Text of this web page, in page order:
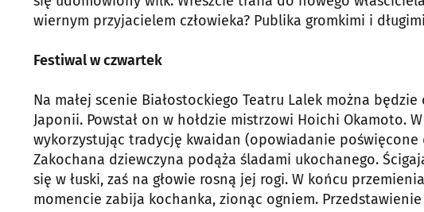
wiernym przyjacielem człowieka? Publika gromkimi i
Festiwal w czwartek
Na małej scenie Białostockiego Teatru Lalek można
Japonii. Powstał on w hołdzie mistrzowi Hoichi Okamoto.
wykorzystując tradycję kwaidan (opowiadanie poświęcone
Zakochana dziewczyna podąża śladami ukochanego.
się w łuski, zaś na głowie rosną jej rogi. W końcu
momencie zabija kochanka, zionąc ogniem.